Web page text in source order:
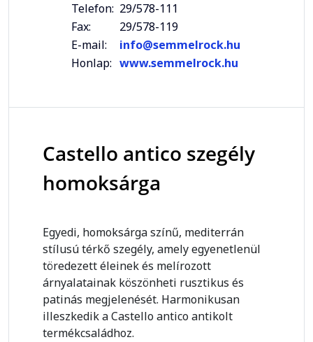
Telefon: 29/578-111
Fax:
29/578-119
E-mail:
info@semmelrock.hu
Honlap: www.semmelrock.hu
Castello antico szegély
homoksárga
Egyedi, homoksárga színű, mediterrán
stílusú térkő szegély, amely egyenetlenül
töredezett éleinek és melírozott
árnyalatainak köszönheti rusztikus és
patinás megjelenését. Harmonikusan
illeszkedik a Castello antico antikolt
termékcsaládhoz.